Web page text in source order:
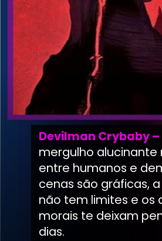
Devilman Crybaby
mergulho alucinante
entre humanos e
cenas são gráficas,
não tem limites e os
morais te deixam
dias.